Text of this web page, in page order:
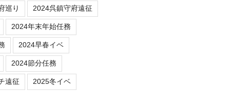
巡り 2024呉鎮守府遠征
2024年末年始任務
2024早春イベ
2024節分任務
遠征 2025冬イベ